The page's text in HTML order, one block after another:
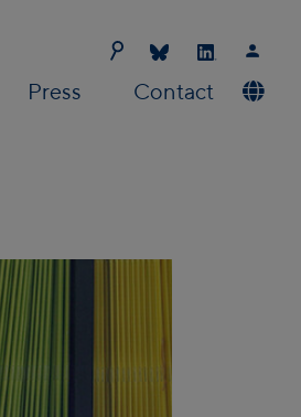
Press Contact